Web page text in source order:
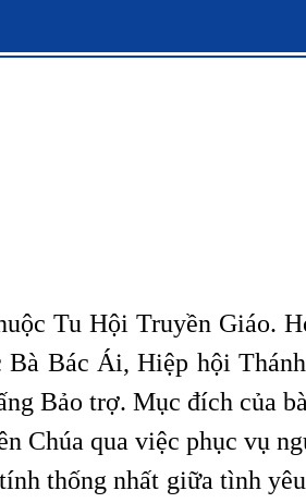
Tu Hội Truyền Giáo.
Bác Ái, Hiệp hội
Bảo trợ. Mục đích của
Chúa qua việc phục vụ
thống nhất giữa tình